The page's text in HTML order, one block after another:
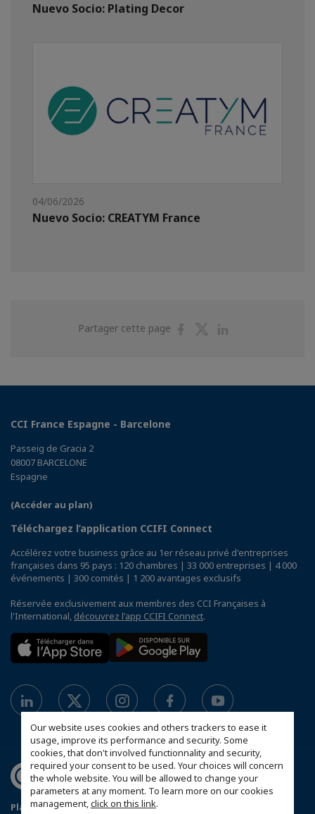
Our website uses cookies and others trackers to ease it
usage, improve its performance and security. Some
cookies, that don't involved functionnality and security,
required your consent to be used. Your choices will concern
the whole website. You will be allowed to change your
parameters at any moment. To learn more on our cookies
management,click on this link.
Nuevo Socio: Plating Decor
04/06/2026
Nuevo Socio: CREATYM France
Partager cette page
PartagerPartager
CCI France Espagne - Barcelone
Passeig de Gracia 2
08007 BARCELONE
Espagne
(Accéder au plan)
Téléchargez l’application CCIFI Connect
Accélérez votre business grâce au 1er réseau privé d'entreprises
françaises dans 95 pays : 120 chambres | 33 000 entreprises | 4 000
événements | 300 comités | 1 200 avantages exclusifs
Réservée exclusivement aux membres des CCI Françaises à
l'International, découvrez l'app CCIFI Connect.
Plan du site Política de protección de datos